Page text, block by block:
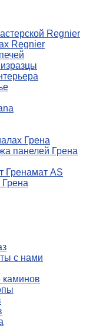
Regnier
Regnier
Грена
панелей Грена
Гренамат AS
с нами
каминов